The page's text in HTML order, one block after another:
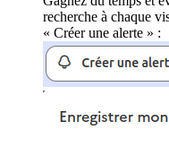
recherche à chaque
« Créer une alerte » :